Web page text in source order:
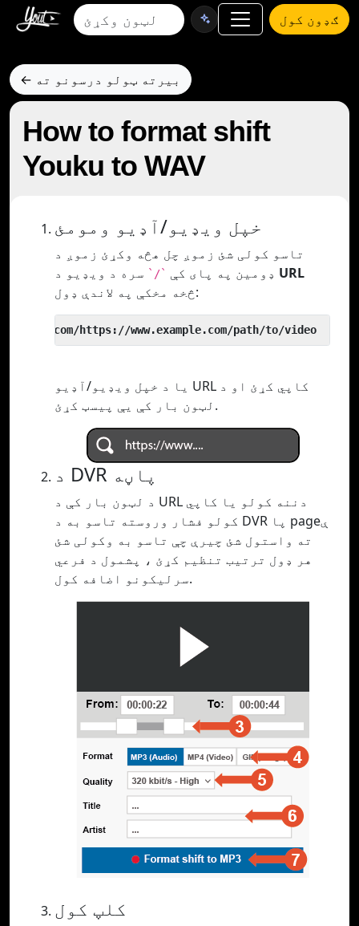
ګډون کول
← بیرته ټولو درسونو ته
How to format shift
Youku to WAV
خپل ویډیو/آډیو ومومئ
تاسو کولی شئ زموږ چل هڅه وکړئ زموږ د
ډومین په پای کې `/`
URL
څخه مخکې په لاندې ډول:
یا د خپل ویډیو/آډیو URL کاپي کړئ او د
لټون بار کې یې پیسټ کړئ.
د DVR پاڼه
د لټون بار کې د URL دننه کولو یا کاپي
کولو فشار وروسته تاسو به د DVR پا pageې
ته واستول شئ چیرې چې تاسو به وکولی شئ
هر ډول ترتیب تنظیم کړئ ، پشمول د فرعي
سرلیکونو اضافه کول.
کلپ کول